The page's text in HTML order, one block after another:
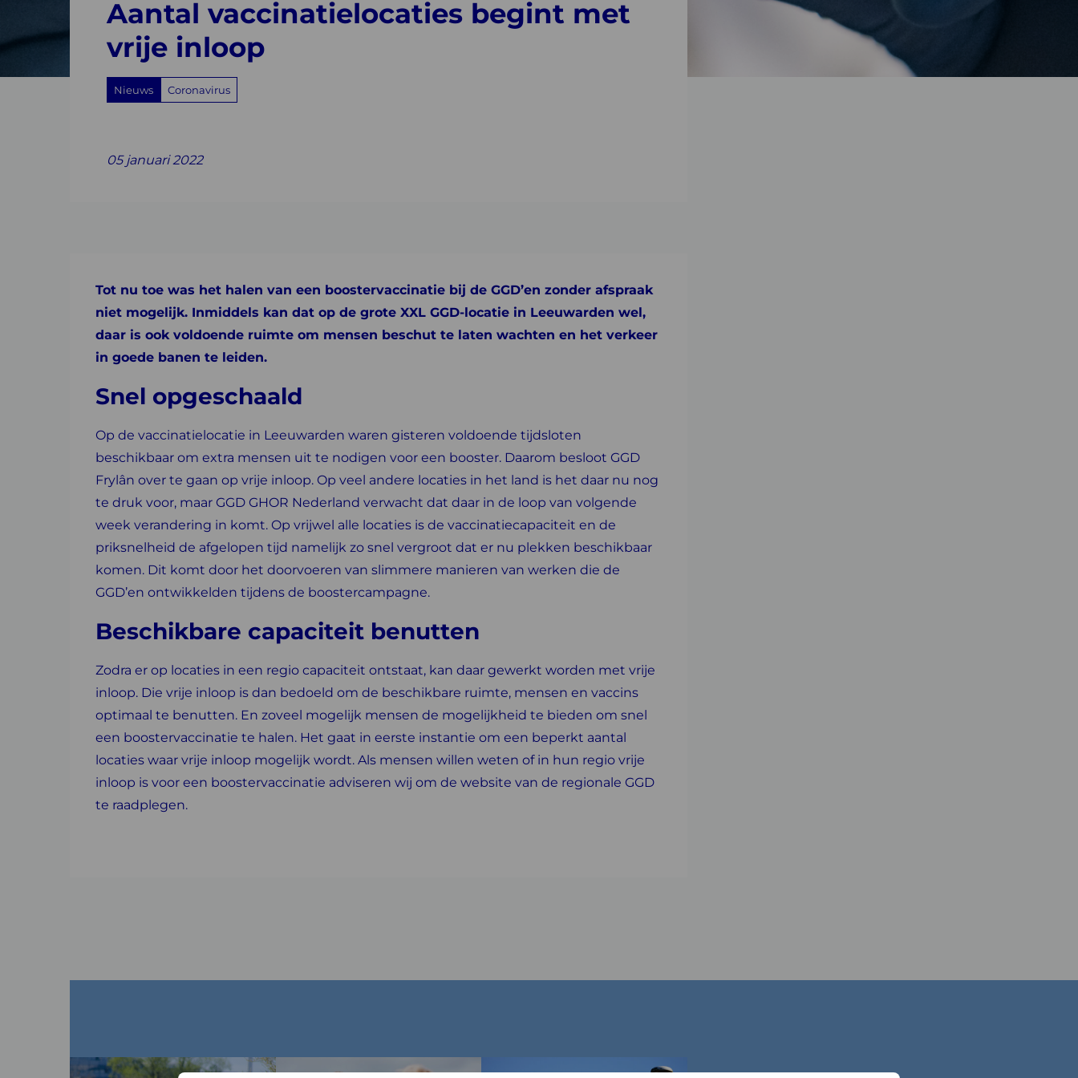
met
vrije
Aantal vaccinatielocaties begint met
vrije inloop
Nieuws Coronavirus
on on
on with
05 januari 2022
Tot nu toe was het halen van een boostervaccinatie bij de GGD’en zonder afspraak
niet mogelijk. Inmiddels kan dat op de grote XXL GGD-locatie in Leeuwarden wel,
daar is ook voldoende ruimte om mensen beschut te laten wachten en het verkeer
in goede banen te leiden.
Snel opgeschaald
Op de vaccinatielocatie in Leeuwarden waren gisteren voldoende tijdsloten
beschikbaar om extra mensen uit te nodigen voor een booster. Daarom besloot GGD
Frylân over te gaan op vrije inloop. Op veel andere locaties in het land is het daar nu nog
te druk voor, maar GGD GHOR Nederland verwacht dat daar in de loop van volgende
week verandering in komt. Op vrijwel alle locaties is de vaccinatiecapaciteit en de
priksnelheid de afgelopen tijd namelijk zo snel vergroot dat er nu plekken beschikbaar
komen. Dit komt door het doorvoeren van slimmere manieren van werken die de
GGD’en ontwikkelden tijdens de boostercampagne.
Beschikbare capaciteit benutten
Zodra er op locaties in een regio capaciteit ontstaat, kan daar gewerkt worden met vrije
inloop. Die vrije inloop is dan bedoeld om de beschikbare ruimte, mensen en vaccins
optimaal te benutten. En zoveel mogelijk mensen de mogelijkheid te bieden om snel
een boostervaccinatie te halen. Het gaat in eerste instantie om een beperkt aantal
locaties waar vrije inloop mogelijk wordt. Als mensen willen weten of in hun regio vrije
inloop is voor een boostervaccinatie adviseren wij om de website van de regionale GGD
te raadplegen.
Lees
Lees